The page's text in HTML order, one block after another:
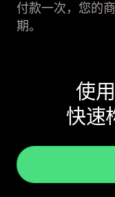
付款一次，您的
期。
使
快速